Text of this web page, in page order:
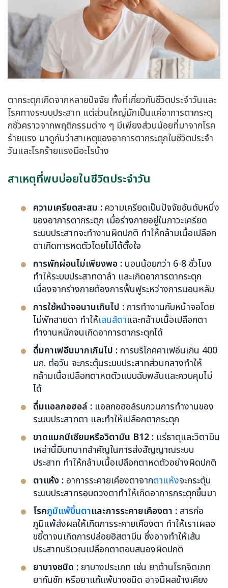
ตากระตุกเกิดจากหลายปัจจัย ทั้งที่เกี่ยวกับชีวิตประจำวันและ
โรคทางระบบประสาท แต่ส่วนใหญ่มักเป็นแค่อาการตากระตุ
กชั่วคราวจากพฤติกรรมต่าง ๆ มีเพียงส่วนน้อยที่มาจากโรค
ร้ายแรง มาดูกันว่าสาเหตุของอาการตากระตุกในชีวิตประจำ
วันและโรคร้ายแรงมีอะไรบ้าง
สาเหตุที่พบบ่อยในชีวิตประจำวัน
ความเครียดสะสม : ความเครียดเป็นปัจจัยอันดับหนึ่ง
ของอาการตากระตุก เมื่อร่างกายอยู่ในภาวะเครียด
ระบบประสาทจะทำงานผิดปกติ ทำให้กล้ามเนื้อเปลือก
ตาเกิดการหดตัวโดยไม่ได้ตั้งใจ
การพักผ่อนไม่เพียงพอ : นอนน้อยกว่า 6-8 ชั่วโมง
ทำให้ระบบประสาทตาล้า และเกิดอาการตากระตุก
เนื่องจากร่างกายต้องการฟื้นฟูระหว่างการนอนหลับ
การใช้หน้าจอนานเกินไป : การทำงานกับหน้าจอโดย
ไม่พักสายตา ทำให้เลนส์ตาและกล้ามเนื้อเปลือกตา
ทำงานหนักจนเกิดอาการตากระตุกได้
ดื่มคาเฟอีนมากเกินไป : การบริโภคคาเฟอีนเกิน 400
มก. ต่อวัน จะกระตุ้นระบบประสาทส่วนกลางทำให้
กล้ามเนื้อเปลือกตาหดตัวแบบฉับพลันและควบคุมไม่
ได้
ดื่มแอลกอฮอล์ : แอลกอฮอล์รบกวนการทำงานของ
ระบบประสาทตา และทำให้เปลือกตากระตุก
ขาดแมกนีเซียมหรือวิตามิน B12 : แร่ธาตุและวิตามิน
เหล่านี้มีบทบาทสำคัญในการส่งสัญญาณระบบ
ประสาท ทำให้กล้ามเนื้อเปลือกตาหดตัวอย่างผิดปกติ
ตาแห้ง : อาการระคายเคืองตาจากตาแห้งจะกระตุ้น
ระบบประสาทรอบดวงตาทำให้เกิดอาการกระตุกขึ้นมา
โรคภูมิแพ้ขึ้นตาและการระคายเคืองตา : สารก่อ
ภูมิแพ้ส่งผลให้เกิดการระคายเคืองตา ทำให้เราเผลอ
ขยี้ตาจนเกิดการปล่อยฮิสตามีน ซึ่งอาจทำให้เส้น
ประสาทบริเวณเปลือกตาตอบสนองผิดปกติ
ยาบางชนิด : ยาบางประเภท เช่น ยาต้านโรคจิตเภท
ยากันชัก หรือยาแก้แพ้บางชนิด อาจมีผลข้างเคียง